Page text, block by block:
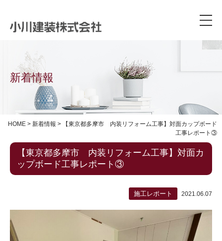
新着情報
HOME > 新着情報 >
【東京都多摩市 内装リフォーム工事】対面カップボード
工事レポート③
【東京都多摩市 内装リフォーム工事】対面カ
ップボード工事レポート③
施工レポート 2021.06.07